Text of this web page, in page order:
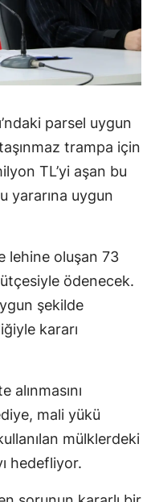
parsel uygun
trampa için
TL’yi aşan bu
yararına uygun
lehine oluşan 73
ödenecek.
şekilde
kararı
alınmasını
mali yükü
mülklerdeki
hedefliyor.